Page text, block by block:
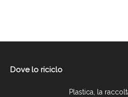
Dove lo riciclo
Plastica, la